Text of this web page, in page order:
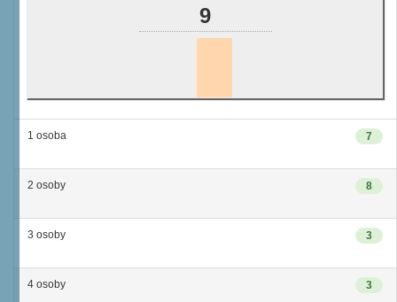
9
7
1 osoba
8
2 osoby
3
3 osoby
3
4 osoby